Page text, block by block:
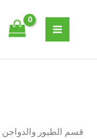
قسم الطيور والدواجن